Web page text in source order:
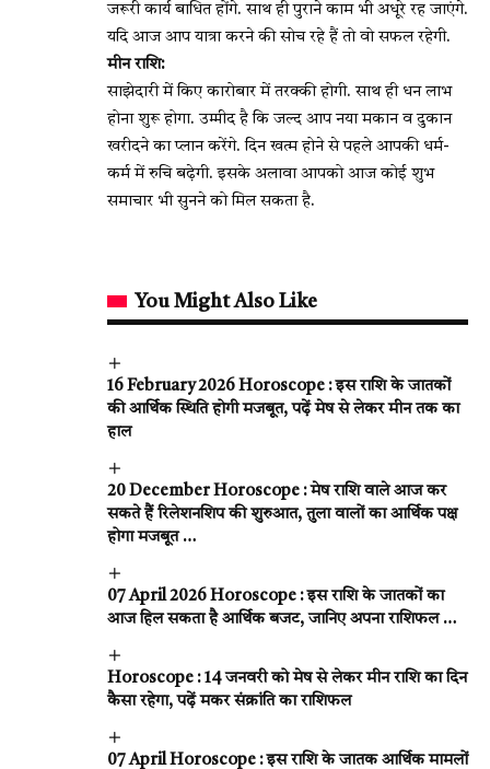
जरूरी कार्य बाधित होंगे. साथ ही पुराने काम भी अधूरे रह जाएंगे.
यदि आज आप यात्रा करने की सोच रहे हैं तो वो सफल रहेगी.
मीन राशि:
साझेदारी में किए कारोबार में तरक्की होगी. साथ ही धन लाभ
होना शुरू होगा. उम्मीद है कि जल्द आप नया मकान व दुकान
खरीदने का प्लान करेंगे. दिन खत्म होने से पहले आपकी धर्म-
कर्म में रुचि बढ़ेगी. इसके अलावा आपको आज कोई शुभ
समाचार भी सुनने को मिल सकता है.
You Might Also Like
16 February 2026 Horoscope : इस राशि के जातकों
की आर्थिक स्थिति होगी मजबूत, पढ़ें मेष से लेकर मीन तक का
हाल
20 December Horoscope : मेष राशि वाले आज कर
सकते हैं रिलेशनशिप की शुरुआत, तुला वालों का आर्थिक पक्ष
होगा मजबूत …
07 April 2026 Horoscope : इस राशि के जातकों का
आज हिल सकता है आर्थिक बजट, जानिए अपना राशिफल …
Horoscope : 14 जनवरी को मेष से लेकर मीन राशि का दिन
कैसा रहेगा, पढ़ें मकर संक्रांति का राशिफल
07 April Horoscope : इस राशि के जातक आर्थिक मामलों